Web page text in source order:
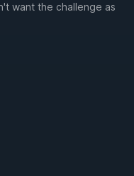
want the challenge as